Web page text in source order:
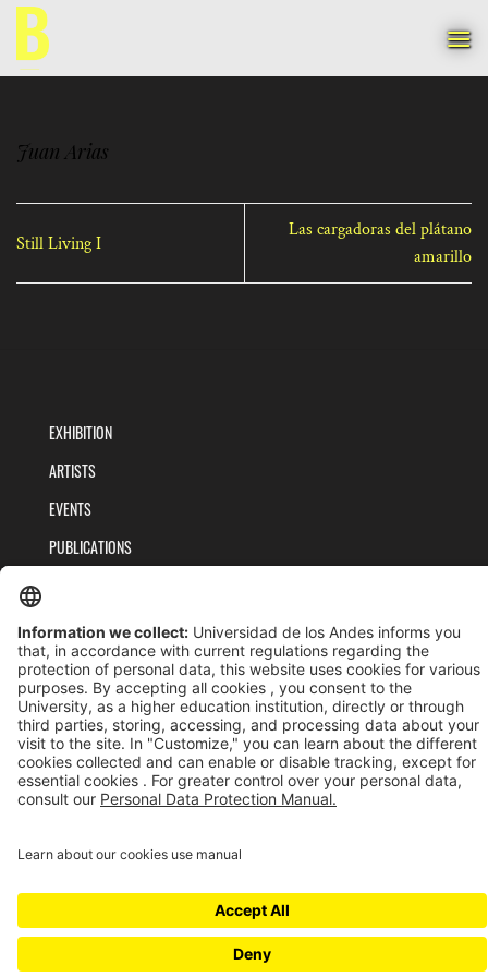
Skip
content
Juan Arias
Still Living I
Las cargadoras del plátano
amarillo
EXHIBITION
ARTISTS
EVENTS
PUBLICATIONS
PRIVACY POLICY
TERMS AND CONDITIONS
Reconocimiento como Universidad: Decreto 1297 del 30 de mayo de 1964.
Reconocimiento personería jurídica: Resolución 28 del 23 de febrero de 1949 MinJusticia.